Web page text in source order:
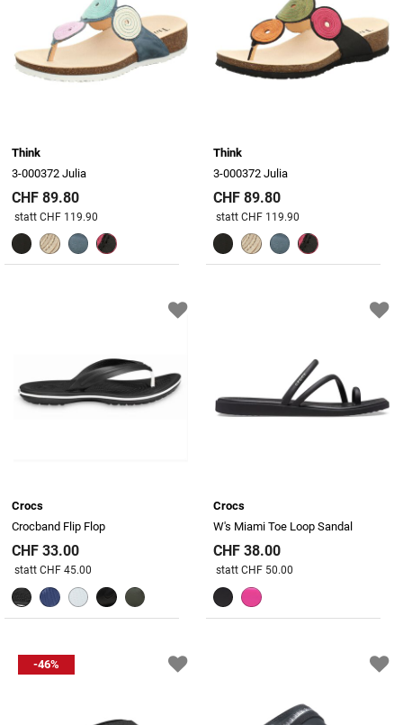
Think
3-000372 Julia
CHF 89.80
Preis reduziert von
statt CHF 119.90
Think
3-000372 Julia
CHF 89.80
Preis reduziert von
statt CHF 119.90
Crocs
Crocband Flip Flop
CHF 33.00
Preis reduziert von
statt CHF 45.00
Crocs
W's Miami Toe Loop Sandal
CHF 38.00
Preis reduziert von
statt CHF 50.00
-46%